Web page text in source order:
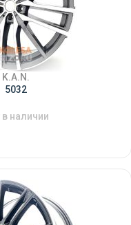
K.A.N.
5032
наличии